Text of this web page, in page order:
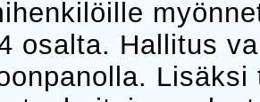
osalta. Hallitus